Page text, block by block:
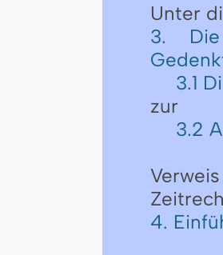
Unter
3.
3.1
zur
3.2
4.